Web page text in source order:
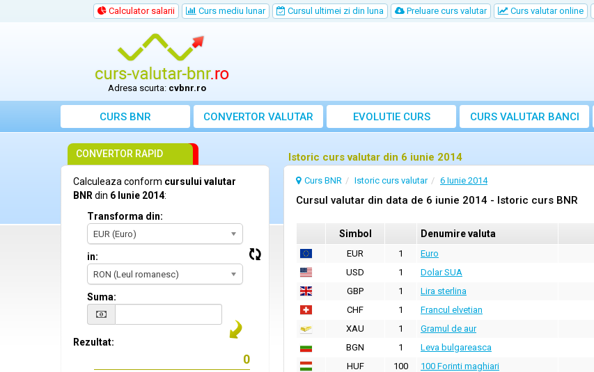
Calculator salarii Curs mediu lunar Cursul ultimei zi din luna Preluare curs valutar Curs valutar online
Adresa scurta: cvbnr.ro
CURS BNR CONVERTOR VALUTAR EVOLUTIE CURS CURS VALUTAR BANCI
Istoric curs valutar din 6 iunie 2014
Curs BNR Istoric curs valutar 6 Iunie 2014
Cursul valutar din data de 6 iunie 2014 - Istoric curs BNR
Simbol Denumire valuta
EUR 1 Euro
USD
1 Dolar SUA
GBP
1 Lira sterlina
CHF
1 Francul elvetian
XAU
1 Gramul de aur
BGN
1 Leva bulgareasca
HUF
100 100 Forinti maghiari
CONVERTOR RAPID
Calculeaza conform cursului valutar
BNR din 6 Iunie 2014:
Transforma din:
EUR (Euro)
in:
RON (Leul romanesc)
Suma:
Rezultat: